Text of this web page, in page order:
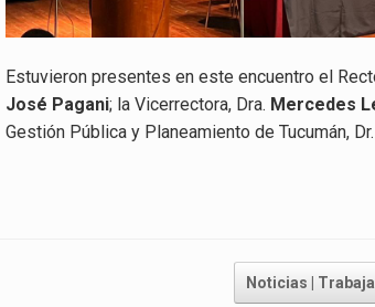
Estuvieron presentes en este encuentro el
José Pagani; la Vicerrectora, Dra. Mercedes
Gestión Pública y Planeamiento de Tucumán, Dr.
Noticias |